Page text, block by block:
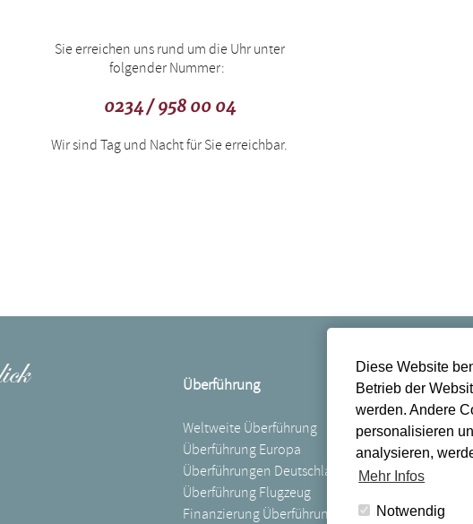
Diese Website
Betrieb der
werden. Andere
personalisieren
analysieren,
Mehr Infos
Notwendig
Sie erreichen uns rund um die Uhr unter
folgender Nummer:
0234 / 958 00 04
Wir sind Tag und Nacht für Sie erreichbar.
Überführung
Weltweite Überführung
Überführung Europa
Überführungen Deutschland
Überführung Flugzeug
Finanzierung Überführung
Trauerfall
Sterbefall
Sterbefall
Sterbefall
Bestatter